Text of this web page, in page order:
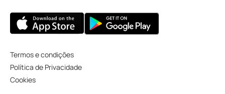
Termos e condições
Política de Privacidade
Cookies